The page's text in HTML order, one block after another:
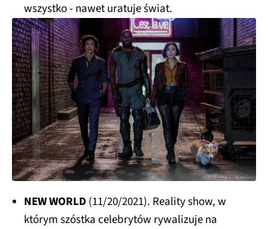
wszystko - nawet uratuje świat.
NEW WORLD(11/20/2021). Reality show, w
którym szóstka celebrytów rywalizuje na